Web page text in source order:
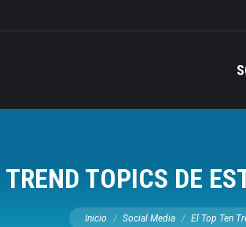
TOPICS DE
Estás aquí:
Inicio Social Media El Top Ten